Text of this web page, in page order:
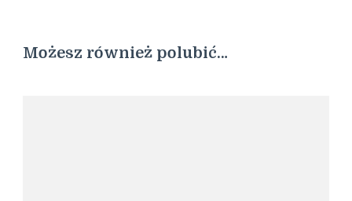
Możesz również polubić…